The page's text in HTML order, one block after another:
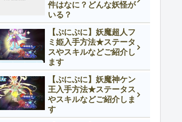
件はなに？どんな妖怪が
いる？
【ぷにぷに】妖魔超人フ
ミ姫入手方法★ステータ
スやスキルなどご紹介し
ます
【ぷにぷに】妖魔神ケン
王入手方法★ステータス
やスキルなどご紹介しま
す